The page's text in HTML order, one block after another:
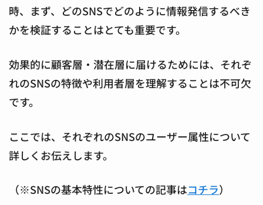
時、まず、どのSNSでどのように情報発信するべき
かを検証することはとても重要です。
効果的に顧客層・潜在層に届けるためには、それぞ
れのSNSの特徴や利用者層を理解することは不可欠
です。
ここでは、それぞれのSNSのユーザー属性について
詳しくお伝えします。
（※SNSの基本特性についての記事はコチラ）